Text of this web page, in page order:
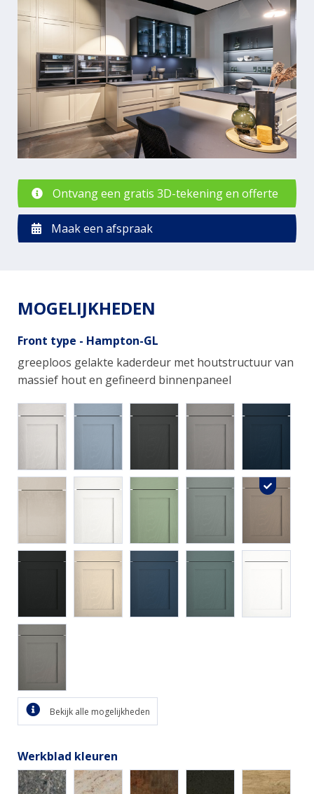
Ontvang een gratis 3D-tekening en offerte
Maak een afspraak
MOGELIJKHEDEN
Front type - Hampton-GL
greeploos gelakte kaderdeur met houtstructuur van
massief hout en gefineerd binnenpaneel
Bekijk alle mogelijkheden
Werkblad kleuren